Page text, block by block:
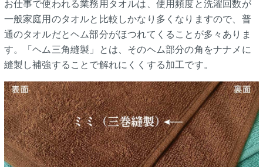
お仕事で使われる業務用タオルは、使用頻度と洗濯回数が
一般家庭用のタオルと比較しかなり多くなりますので、普
通のタオルだとヘム部分がほつれてくることが多々ありま
す。「ヘム三角縫製」とは、そのヘム部分の角をナナメに
縫製し補強することで解れにくくする加工です。